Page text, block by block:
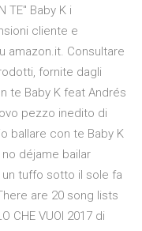
TE" Baby K i
cliente e
amazon.it. Consultare
fornite dagli
te Baby K feat Andrés
pezzo inedito di
ballare con te Baby K
déjame bailar
un tuffo sotto il sole fa
are 20 song lists
CHE VUOI 2017 di